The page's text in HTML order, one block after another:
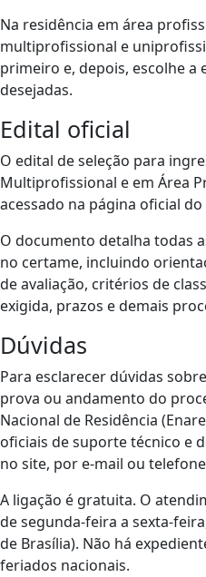
Na residência em área
multiprofissional e
primeiro e, depois, escolhe a
desejadas.
Edital oficial
O edital de seleção para
Multiprofissional e em Área
acessado na página oficial do
O documento detalha todas
no certame, incluindo
de avaliação, critérios de
exigida, prazos e demais
Dúvidas
Para esclarecer dúvidas
prova ou andamento do
Nacional de Residência
oficiais de suporte técnico e
no site, por e-mail ou
A ligação é gratuita. O
de segunda-feira a sexta-
de Brasília). Não há
feriados nacionais.